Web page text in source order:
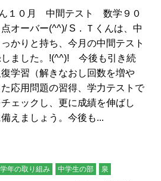
１０月 中間テスト 数学９０
オーバー(^^)/ S．Ｔくんは、中
かりと持ち、今月の中間テスト
しました。!(^^)! 今後も引き続
学習（解きなおし回数を増や
応用問題の習得、学力テストで
ェックし、更に成績を伸ばし
えましょう。今後も...
年の取り組み 中学生の部 泉